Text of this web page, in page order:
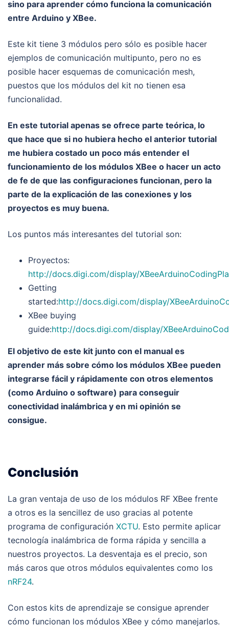
sino para aprender cómo funciona la comunicación
entre Arduino y XBee.
Este kit tiene 3 módulos pero sólo es posible hacer
ejemplos de comunicación multipunto, pero no es
posible hacer esquemas de comunicación mesh,
puestos que los módulos del kit no tienen esa
funcionalidad.
En este tutorial apenas se ofrece parte teórica, lo
que hace que si no hubiera hecho el anterior tutorial
me hubiera costado un poco más entender el
funcionamiento de los módulos XBee o hacer un acto
de fe de que las configuraciones funcionan, pero la
parte de la explicación de las conexiones y los
proyectos es muy buena.
Los puntos más interesantes del tutorial son:
Proyectos:
http://docs.digi.com/display/
Getting
started:http://docs.digi.com/display/
XBee buying
guide:http://docs.digi.com/display/
El objetivo de este kit junto con el manual es
aprender más sobre cómo los módulos XBee pueden
integrarse fácil y rápidamente con otros elementos
(como Arduino o software) para conseguir
conectividad inalámbrica y en mi opinión se
consigue.
Conclusión
La gran ventaja de uso de los módulos RF XBee frente
a otros es la sencillez de uso gracias al potente
programa de configuración XCTU. Esto permite aplicar
tecnología inalámbrica de forma rápida y sencilla a
nuestros proyectos. La desventaja es el precio, son
más caros que otros módulos equivalentes como los
nRF24.
Con estos kits de aprendizaje se consigue aprender
cómo funcionan los módulos XBee y cómo manejarlos.